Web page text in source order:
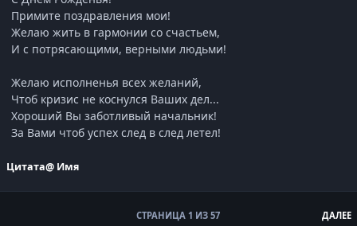
Примите поздравления мои!
Желаю жить в гармонии со счастьем,
И с потрясающими, верными людьми!
Желаю исполненья всех желаний,
Чтоб кризис не коснулся Ваших дел...
Хороший Вы заботливый начальник!
За Вами чтоб успех след в след летел!
Цитата@ Имя
ДАЛЕЕ
СТРАНИЦА 1 ИЗ 57